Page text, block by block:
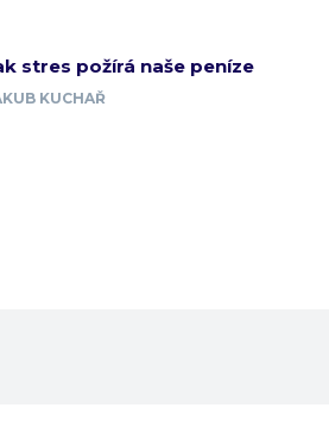
stres požírá naše peníze
KUCHAŘ